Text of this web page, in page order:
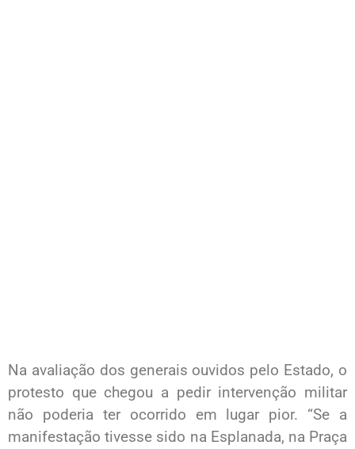
Na avaliação dos generais ouvidos pelo Estado, o
protesto que chegou a pedir intervenção militar
não poderia ter ocorrido em lugar pior. “Se a
manifestação tivesse sido na Esplanada, na Praça